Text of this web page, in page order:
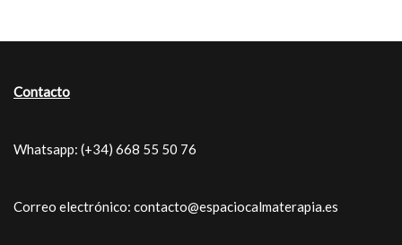
Contacto
Whatsapp: (+34) 668 55 50 76
Correo electrónico: contacto@espaciocalmaterapia.es